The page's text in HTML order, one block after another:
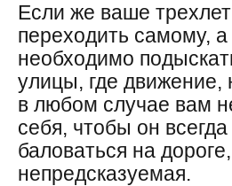
Если же ваше
переходить самому,
необходимо
улицы, где
в любом случае вам
себя, чтобы он
баловаться на
непредсказуемая.